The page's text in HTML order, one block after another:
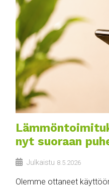
nyt suoraan
Julkaistu 8.5.2026
Olemme ottaneet